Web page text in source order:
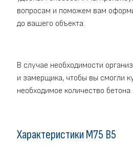
вопросам и поможем вам
до вашего объекта.
В случае необходимости
и замерщика, чтобы вы смогли
необходимое количество бетона.
Характеристики M75 В5